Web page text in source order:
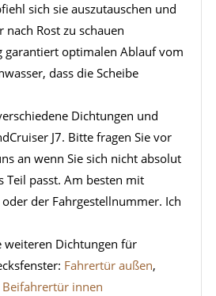
sich sie auszutauschen und
Rost zu schauen
garantiert optimalen Ablauf vom
dass die Scheibe
Dichtungen und
J7. Bitte fragen Sie vor
an wenn Sie sich nicht absolut
Teil passt. Am besten mit
der Fahrgestellnummer. Ich
weiteren Dichtungen für
Fahrertür außen,
Beifahrertür innen